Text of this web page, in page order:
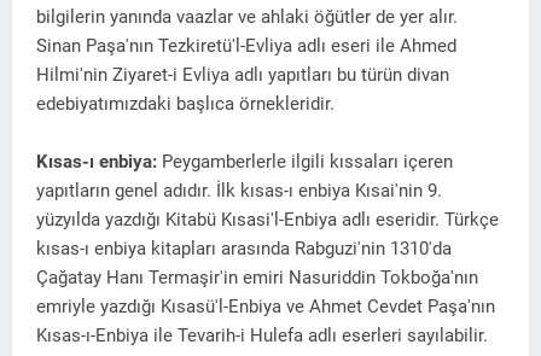
bilgilerin yanında vaazlar ve ahlaki öğütler de yer alır.
Sinan Paşa'nın Tezkiretü'l-Evliya adlı eseri ile Ahmed
Hilmi'nin Ziyaret-i Evliya adlı yapıtları bu türün divan
edebiyatımızdaki başlıca örnekleridir.
Kısas-ı enbiya: Peygamberlerle ilgili kıssaları içeren
yapıtların genel adıdır. İlk kısas-ı enbiya Kısai'nin 9.
yüzyılda yazdığı Kitabü Kısasi'l-Enbiya adlı eseridir. Türkçe
kısas-ı enbiya kitapları arasında Rabguzi'nin 1310'da
Çağatay Hanı Termaşir'in emiri Nasuriddin Tokboğa'nın
emriyle yazdığı Kısasü'l-Enbiya ve Ahmet Cevdet Paşa'nın
Kısas-ı-Enbiya ile Tevarih-i Hulefa adlı eserleri sayılabilir.